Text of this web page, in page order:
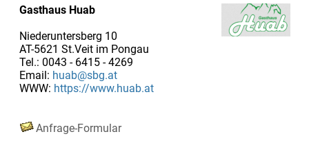
Gasthaus Huab
Niederuntersberg 10
AT-5621 St.Veit im Pongau
Tel.: 0043 - 6415 - 4269
Email: huab@sbg.at
WWW: https://www.huab.at
Anfrage-Formular